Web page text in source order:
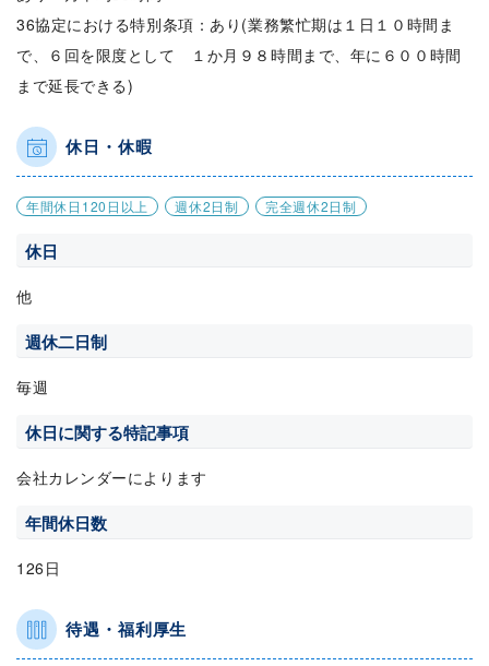
36協定における特別条項：あり(業務繁忙期は１日１０時間ま
で、６回を限度として １か月９８時間まで、年に６００時間
まで延長できる)
休日・休暇
年間休日120日以上 週休2日制 完全週休2日制
休日
他
週休二日制
毎週
休日に関する特記事項
会社カレンダーによります
年間休日数
126日
待遇・福利厚生